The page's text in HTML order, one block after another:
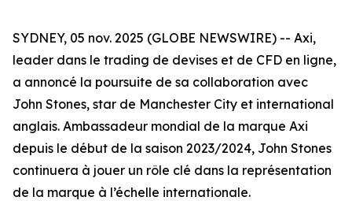
SYDNEY, 05 nov. 2025 (GLOBE NEWSWIRE) -- Axi,
leader dans le trading de devises et de CFD en ligne,
a annoncé la poursuite de sa collaboration avec
John Stones, star de Manchester City et international
anglais. Ambassadeur mondial de la marque Axi
depuis le début de la saison 2023/2024, John Stones
continuera à jouer un rôle clé dans la représentation
de la marque à l’échelle internationale.